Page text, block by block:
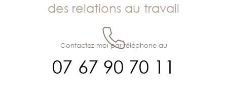
des relations au travail
07 67 90 70 11
Contactez-moi par téléphone au